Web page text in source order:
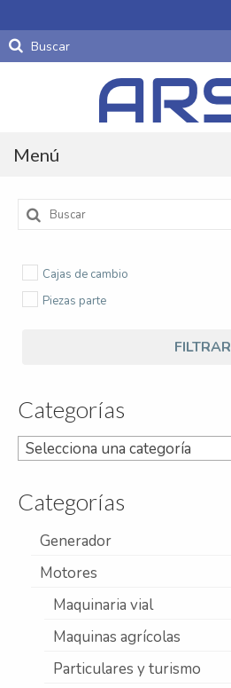
Buscar
por:
Menú
Productos
Motores
Periféricos De Motor
Refrigeración
Servicios
A campo
Comercial y Servicios
Desarmadero
Generación
Inyección
Mecanizado
Buscar
por:
Cajas de cambio
Piezas parte
FILTRAR
Categorías
Selecciona una categoría
Categorías
Generador
Motores
Maquinaria vial
Maquinas agrícolas
Particulares y turismo